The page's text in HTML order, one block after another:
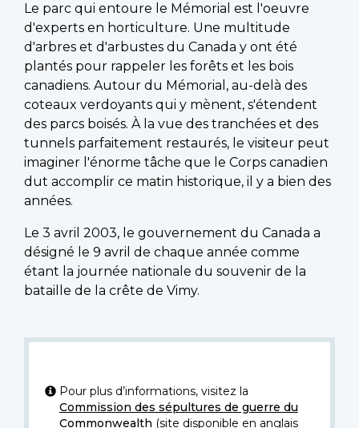
Le parc qui entoure le Mémorial est l'oeuvre
d'experts en horticulture. Une multitude
d'arbres et d'arbustes du Canada y ont été
plantés pour rappeler les forêts et les bois
canadiens. Autour du Mémorial, au-delà des
coteaux verdoyants qui y mènent, s'étendent
des parcs boisés. À la vue des tranchées et des
tunnels parfaitement restaurés, le visiteur peut
imaginer l'énorme tâche que le Corps canadien
dut accomplir ce matin historique, il y a bien des
années.
Le 3 avril 2003, le gouvernement du Canada a
désigné le 9 avril de chaque année comme
étant la journée nationale du souvenir de la
bataille de la crête de Vimy.
Pour plus d’informations, visitez la
Commission des sépultures de guerre du
Commonwealth (site disponible en anglais